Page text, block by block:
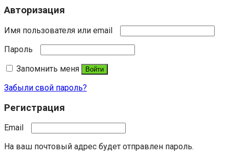
Авторизация
Имя пользователя или email
Пароль
Запомнить меня
Войти
Забыли свой пароль?
Регистрация
Email
На ваш почтовый адрес будет отправлен пароль.